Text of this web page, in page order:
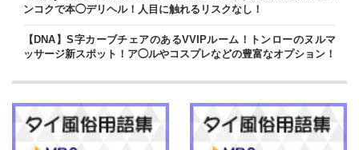
ンコクで本◯デリヘル！人目に触れるリスクなし！
【DNA】S字カーブチェアのあるVVIPルーム！トンローのヌルマ
ッサージ新スポット！ア◯ルやコスプレなどの豊富なオプション！